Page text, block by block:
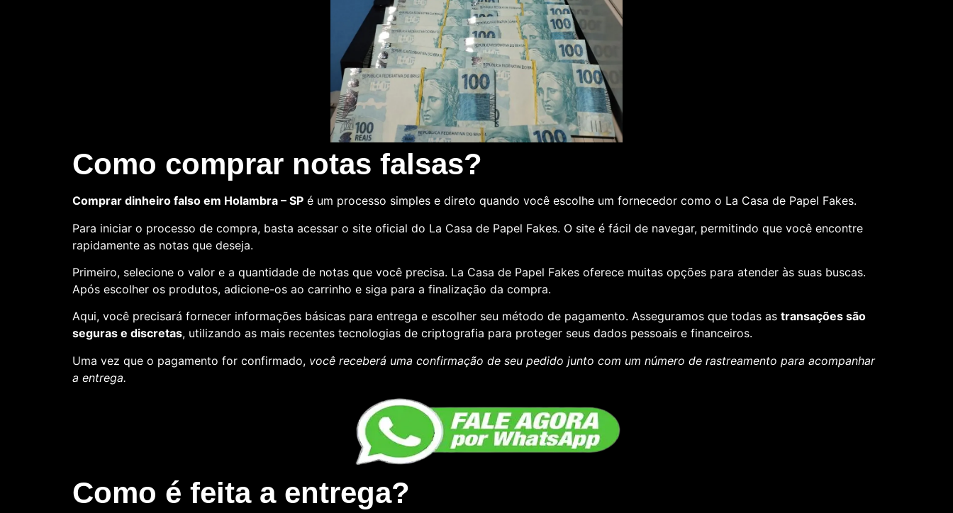
Como comprar notas falsas?
Comprar dinheiro falso em Holambra – SP é um processo simples e direto quando você escolhe um fornecedor como o La Casa de Papel Fakes.
Para iniciar o processo de compra, basta acessar o site oficial do La Casa de Papel Fakes. O site é fácil de navegar, permitindo que você encontre
rapidamente as notas que deseja.
Primeiro, selecione o valor e a quantidade de notas que você precisa. La Casa de Papel Fakes oferece muitas opções para atender às suas buscas.
Após escolher os produtos, adicione-os ao carrinho e siga para a finalização da compra.
Aqui, você precisará fornecer informações básicas para entrega e escolher seu método de pagamento. Asseguramos que todas as transações são
seguras e discretas, utilizando as mais recentes tecnologias de criptografia para proteger seus dados pessoais e financeiros.
Uma vez que o pagamento for confirmado, você receberá uma confirmação de seu pedido junto com um número de rastreamento para acompanhar
a entrega.
Como é feita a entrega?